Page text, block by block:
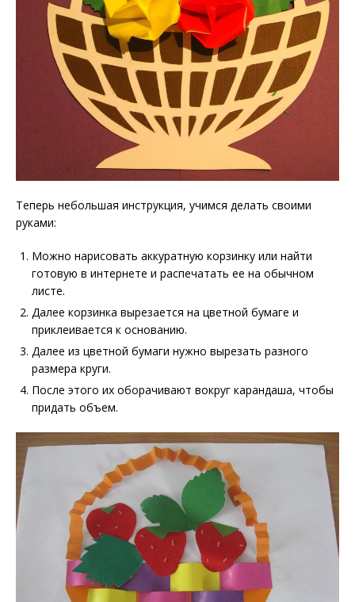
Теперь небольшая инструкция, учимся делать своими
руками:
Можно нарисовать аккуратную корзинку или найти
готовую в интернете и распечатать ее на обычном
листе.
Далее корзинка вырезается на цветной бумаге и
приклеивается к основанию.
Далее из цветной бумаги нужно вырезать разного
размера круги.
После этого их оборачивают вокруг карандаша, чтобы
придать объем.